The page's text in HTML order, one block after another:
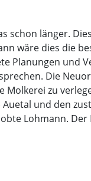
schon länger.
wäre dies die
Planungen und
Die
zu
und den
Lohmann.